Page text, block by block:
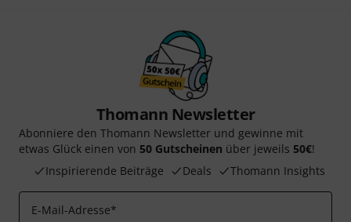
Thomann Newsletter
Abonniere den Thomann Newsletter und gewinne mit
etwas Glück einen von 50 Gutscheinen über jeweils 50€!
Inspirierende Beiträge
Deals Thomann Insights
E-Mail-Adresse*